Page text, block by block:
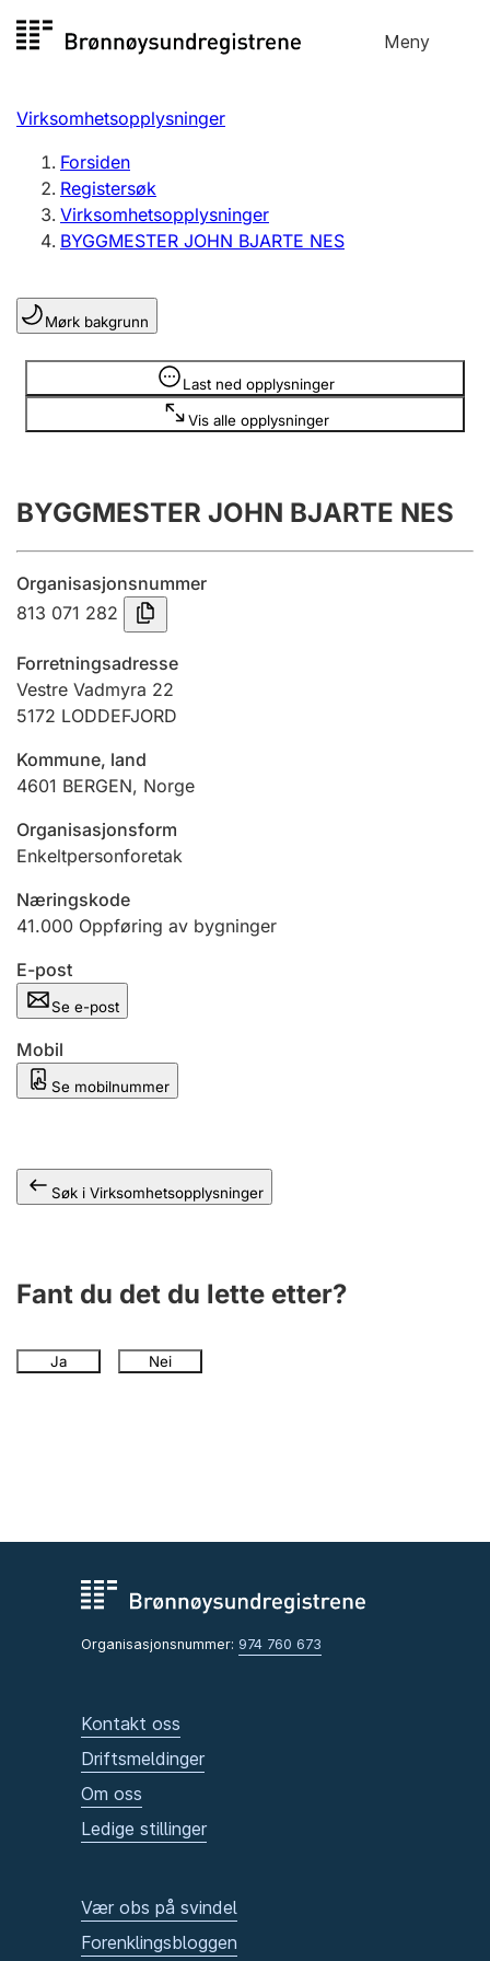
til
Meny
Registersøk
Aksjeselskap
Enkeltpersonforetak
Registrere, endre, slette
Lag og forening
Registrere, endre, slette
Årsregnskap
Innsending og forsinkelsesgebyr
Tinglysing
Jeger
Ektepaktveileder
Offentlig sektor
Andre tema
Virksomhetsopplysninger
Forsiden
Registersøk
Virksomhetsopplysninger
BYGGMESTER JOHN BJARTE NES
Mørk bakgrunn
Last ned opplysninger
Vis alle opplysninger
Opplysninger er skjult
BYGGMESTER JOHN BJARTE NES
Organisasjonsnummer
813 071 282
Forretningsadresse
Vestre Vadmyra 22
5172 LODDEFJORD
Kommune, land
4601 BERGEN, Norge
Organisasjonsform
Enkeltpersonforetak
Næringskode
41.000 Oppføring av bygninger
E-post
Se e-post
Mobil
Se mobilnummer
Søk i Virksomhetsopplysninger
Fant du det du lette etter?
Ja Nei
Organisasjonsnummer: 974 760 673
Kontakt oss
Driftsmeldinger
Om oss
Ledige stillinger
Vær obs på svindel
Forenklingsbloggen